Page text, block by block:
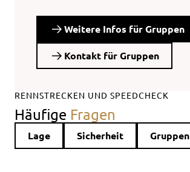
Weitere Infos für Gruppen
Kontakt für Gruppen
RENNSTRECKEN UND SPEEDCHECK
Häufige Fragen
Lage Sicherheit Gruppen